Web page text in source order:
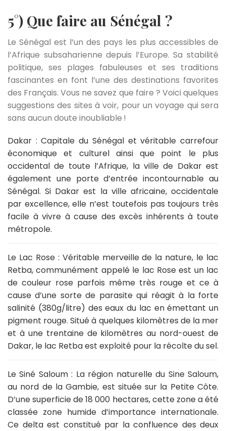
5°) Que faire au Sénégal ?
Le Sénégal est l’un des pays les plus accessibles de
l’Afrique subsaharienne depuis l’Europe. Sa stabilité
politique, ses plages fabuleuses et ses traditions
fascinantes en font l’une des destinations favorites
des Français. Vous ne savez que faire ? Voici quelques
suggestions des sites à voir, pour un voyage qui sera
sans aucun doute inoubliable !
Dakar : Capitale du Sénégal et véritable carrefour
économique et culturel ainsi que point le plus
occidental de toute l’Afrique, la ville de Dakar est
également une porte d’entrée incontournable au
Sénégal. Si Dakar est la ville africaine, occidentale
par excellence, elle n’est toutefois pas toujours très
facile à vivre à cause des excès inhérents à toute
métropole.
Le Lac Rose : Véritable merveille de la nature, le lac
Retba, communément appelé le lac Roseest un lac
de couleur rose parfois même très rouge et ce à
cause d’une sorte de parasite qui réagit à la forte
salinité (380g/litre) des eaux du lac en émettant un
pigment rouge. Situé à quelques kilomètres de la mer
et à une trentaine de kilomètres au nord-ouest de
Dakar, le lac Retba est exploité pour la récolte du sel.
Le Siné Saloum : La région naturelle du Sine Saloum,
au nord de la Gambie, est située sur la Petite Côte.
D’une superficie de 18 000 hectares, cette zone a été
classée zone humide d’importance internationale.
Ce delta est constitué par la confluence des deux